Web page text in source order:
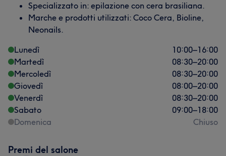
Specializzato in: epilazione con cera brasiliana.
Marche e prodotti utilizzati: Coco Cera, Bioline,
Neonails.
Lunedì
10:00–16:00
Martedì
08:30–20:00
Mercoledì
08:30–20:00
Giovedì
08:00–20:00
Venerdì
08:30–20:00
Sabato
09:00–18:00
Domenica
Chiuso
Premi del salone